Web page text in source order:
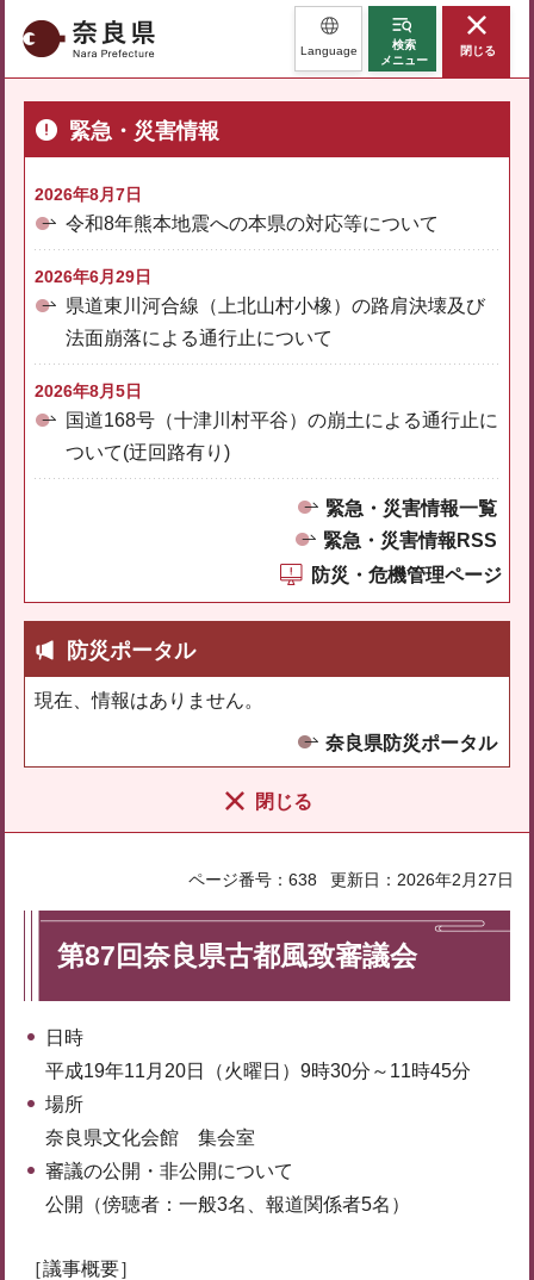
奈良県 Language
検索
メニュー
閉じる
緊急・災害情報
2026年8月7日
令和8年熊本地震への本県の対応等について
2026年6月29日
県道東川河合線（上北山村小橡）の路肩決壊及び
法面崩落による通行止について
2026年8月5日
国道168号（十津川村平谷）の崩土による通行止に
ついて(迂回路有り)
緊急・災害情報一覧
緊急・災害情報RSS
防災・危機管理ページ
防災ポータル
現在、情報はありません。
奈良県防災ポータル
閉じる
ページ番号：638 更新日：2026年2月27日
第87回奈良県古都風致審議会
日時
平成19年11月20日（火曜日）9時30分～11時45分
場所
奈良県文化会館 集会室
審議の公開・非公開について
公開（傍聴者：一般3名、報道関係者5名）
［議事概要］